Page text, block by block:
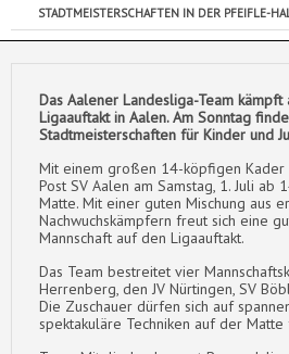
STADTMEISTERSCHAFTEN IN DER PFEIFLE-
Das Aalener Landesliga-Team kämpft
Ligaauftakt in Aalen. Am Sonntag
Stadtmeisterschaften für Kinder und
Mit einem großen 14-köpfigen Kader
Post SV Aalen am Samstag, 1. Juli ab
Matte. Mit einer guten Mischung aus
Nachwuchskämpfern freut sich eine
Mannschaft auf den Ligaauftakt.
Das Team bestreitet vier
Herrenberg, den JV Nürtingen, SV
Die Zuschauer dürfen sich auf
spektakuläre Techniken auf der Matte